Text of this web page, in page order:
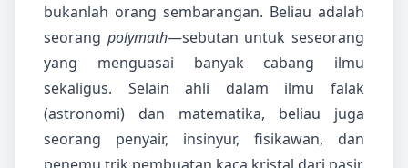
bukanlah orang sembarangan. Beliau adalah
seorang polymath—sebutan untuk seseorang
yang menguasai banyak cabang ilmu
sekaligus. Selain ahli dalam ilmu falak
(astronomi) dan matematika, beliau juga
seorang penyair, insinyur, fisikawan, dan